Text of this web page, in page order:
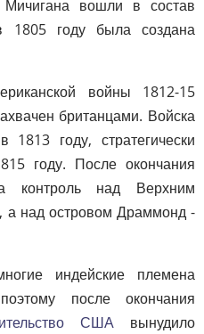
вошли в состав
году была создана
войны 1812-15
британцами. Войска
году, стратегически
году. После окончания
контроль над Верхним
а над островом Драммонд -
индейские племена
после окончания
СШАвынудило